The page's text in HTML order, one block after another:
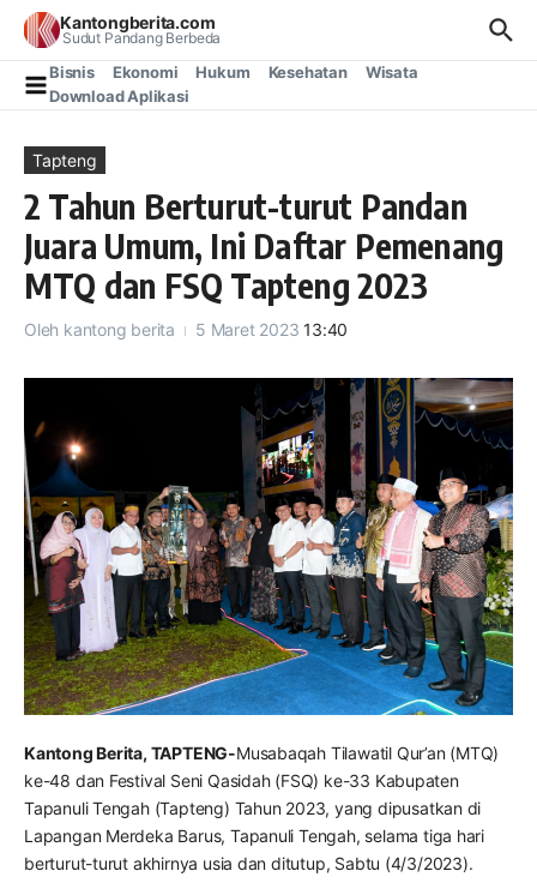
Lewati ke konten
Kantongberita.com
Sudut Pandang Berbeda
Bisnis Ekonomi Hukum Kesehatan
Wisata
Download Aplikasi
Tapteng
2 Tahun Berturut-turut Pandan
Juara Umum, Ini Daftar Pemenang
MTQ dan FSQ Tapteng 2023
Oleh kantong berita 5 Maret 202313:40
Kantong Berita, TAPTENG-Musabaqah Tilawatil Qur’an (MTQ)
ke-48 dan Festival Seni Qasidah (FSQ) ke-33 Kabupaten
Tapanuli Tengah (Tapteng) Tahun 2023, yang dipusatkan di
Lapangan Merdeka Barus, Tapanuli Tengah, selama tiga hari
berturut-turut akhirnya usia dan ditutup, Sabtu (4/3/2023).